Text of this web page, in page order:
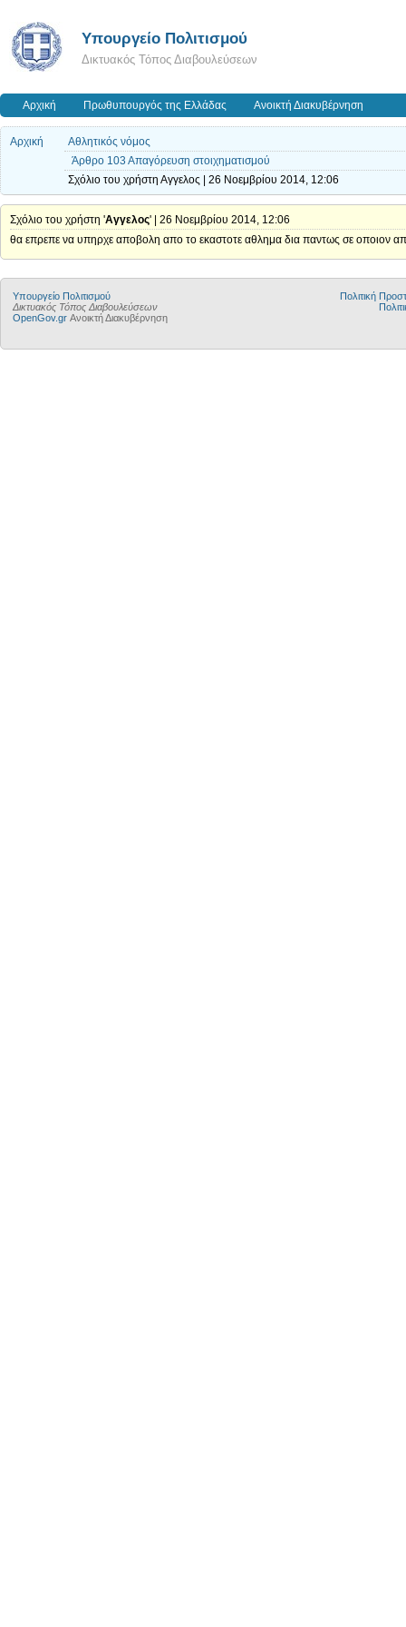
Υπουργείο Πολιτισμού
Δικτυακός Τόπος Διαβουλεύσεων
Αρχική Πρωθυπουργός της Ελλάδας Ανοικτή Διακυβέρνηση
Αρχική
Αθλητικός νόμος
Άρθρο 103 Απαγόρευση στοιχηματισμού
Σχόλιο του χρήστη Αγγελος | 26 Νοεμβρίου 2014, 12:06
Σχόλιο του χρήστη 'Αγγελος' | 26 Νοεμβρίου 2014, 12:06
θα επρεπε να υπηρχε αποβολη απο το εκαστοτε αθλημα δια παντως σε οποιον
Υπουργείο Πολιτισμού
Δικτυακός Τόπος Διαβουλεύσεων
OpenGov.gr Ανοικτή Διακυβέρνηση
Πολιτική